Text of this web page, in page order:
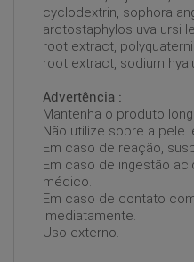
cyclodextrin, sophora
arctostaphylos uva ursi
root extract,
root extract, sodium
Advertência :
Mantenha o produto
Não utilize sobre a pele
Em caso de reação,
Em caso de ingestão
médico.
Em caso de contato
imediatamente.
Uso externo.